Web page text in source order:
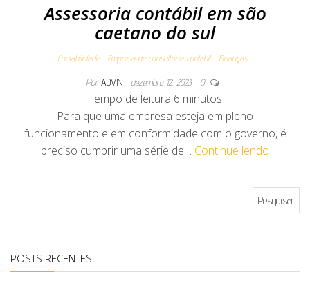
Assessoria contábil em são
caetano do sul
Contabilidade Empresa de consultoria contábil Finanças
Por ADMIN dezembro 12, 2023 0
Tempo de leitura 6 minutos
Para que uma empresa esteja em pleno
funcionamento e em conformidade com o governo, é
preciso cumprir uma série de… Continue lendo
POSTS RECENTES